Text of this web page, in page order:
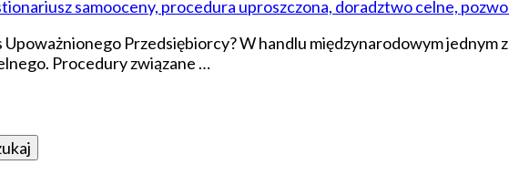
Upoważnionego Przedsiębiorcy? W handlu międzynarodowym
Procedury związane …